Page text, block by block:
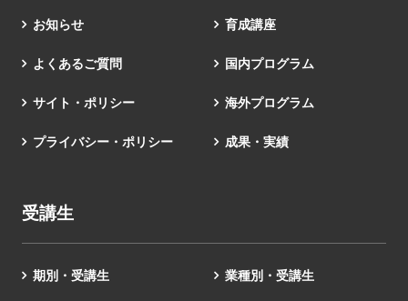
お知らせ
よくあるご質問
サイト・ポリシー
プライバシー・ポリシー
育成講座
国内プログラム
海外プログラム
成果・実績
受講生
期別・受講生 業種別・受講生